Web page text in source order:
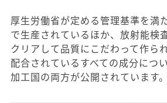
厚生労働省が定める管理基準を満
で生産されているほか、放射能検
クリアして品質にこだわって作ら
配合されているすべての成分につ
加工国の両方が公開されています。